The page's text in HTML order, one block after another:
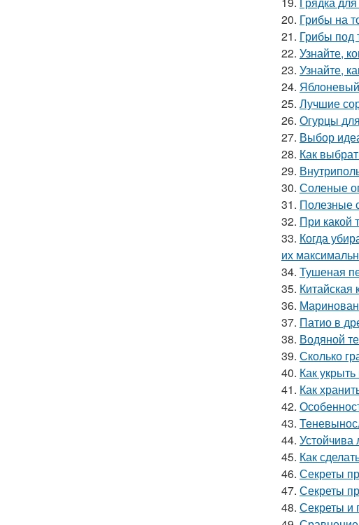
20. Грибы на
21. Грибы под
22. Узнайте,
23. Узнайте,
24.
25. Лучшие
26. Огурцы
27. Выбор
28. Как
29.
30. Соленые
31. Полезные
32. При какой
33. Когда
их
34. Тушеная
35. Китайская
36.
37. Патио в
38. Водяной
39. Сколько
40. Как
41. Как
42.
43.
44. Устойчива
45. Как
46. Секреты
47. Секреты
48. Секреты и